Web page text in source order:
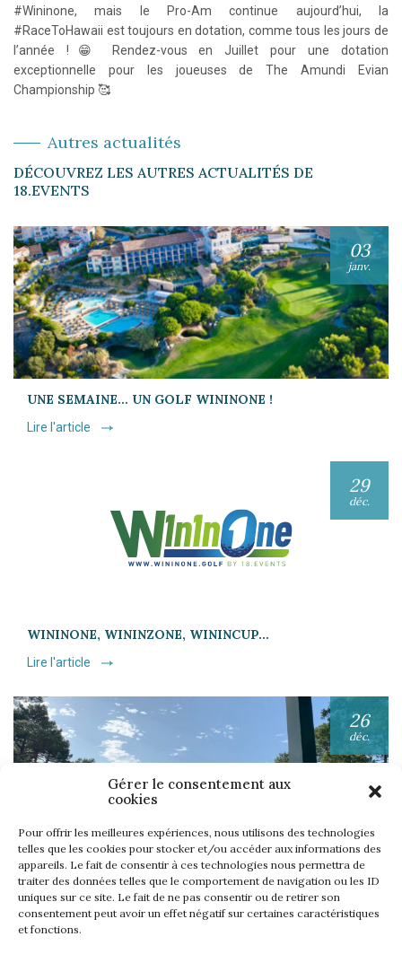
Gérer le consentement aux
cookies
Pour offrir les meilleures expériences, nous utilisons des technologies
telles que les cookies pour stocker et/ou accéder aux informations des
appareils. Le fait de consentir à ces technologies nous permettra de
traiter des données telles que le comportement de navigation ou les ID
uniques sur ce site. Le fait de ne pas consentir ou de retirer son
consentement peut avoir un effet négatif sur certaines caractéristiques
et fonctions.
#Wininone, mais le Pro-Am continue aujourd’hui, la
#RaceToHawaii est toujours en dotation, comme tous les jours de
l’année !😁 Rendez-vous en Juillet pour une dotation
exceptionnelle pour les joueuses de The Amundi Evian
Championship 🥰
Autres actualités
DÉCOUVREZ LES AUTRES ACTUALITÉS DE
18.EVENTS
03
janv.
UNE SEMAINE… UN GOLF WININONE !
Lire l'article
29
déc.
WININONE, WININZONE, WININCUP…
Lire l'article
26
déc.
UNE SEMAINE… TOUS LES GOLFS WININONE !
Lire l'article